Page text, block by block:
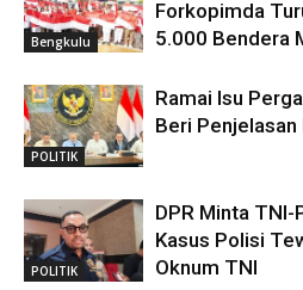
Bengkulu
Forkopimda
5.000 Bendera
POLITIK
Ramai Isu
Beri Penjelasan
POLITIK
DPR Minta
Kasus Polisi
Oknum TNI